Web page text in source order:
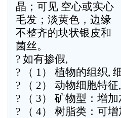
晶；可见 空心或实心
毛发；淡黄色，边缘
不整齐的块状银皮和
菌丝。
? 如有掺假,
? （ 1） 植物的组织,
? （ 2） 动物细胞特征
? （ 3） 矿物型：增加
? （ 4） 树脂类：可